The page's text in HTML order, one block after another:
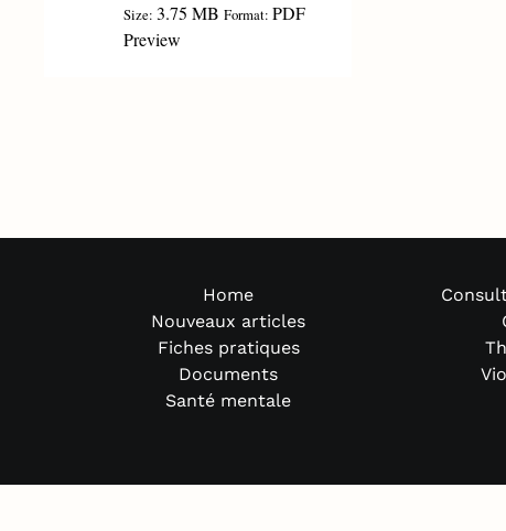
Size: 3.75 MB Format: PDF
Preview
Home
Nouveaux articles
Fiches pratiques
Documents
Santé mentale